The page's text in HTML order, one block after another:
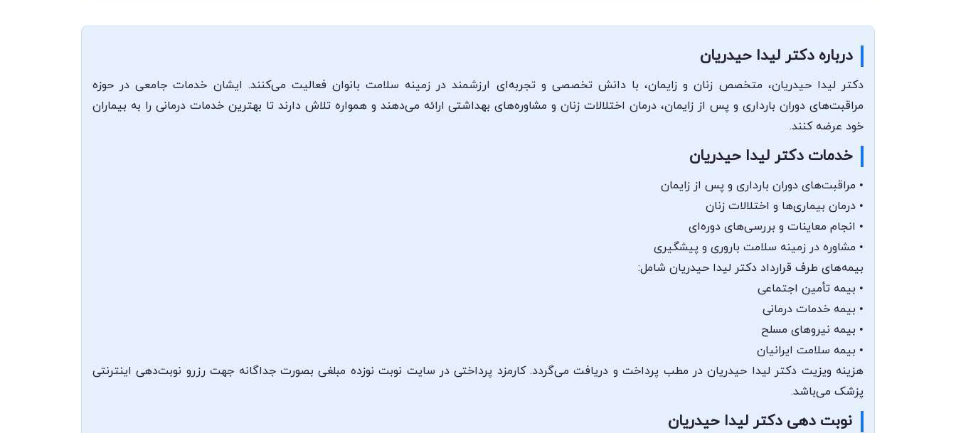
درباره دکتر لیدا حیدریان
دکتر لیدا حیدریان، متخصص زنان و زایمان، با دانش تخصصی و تجربه‌ای ارزشمند در زمینه سلامت بانوان فعالیت می‌کنند. ایشان خدمات جامعی در حوزه
مراقبت‌های دوران بارداری و پس از زایمان، درمان اختلالات زنان و مشاوره‌های بهداشتی ارائه می‌دهند و همواره تلاش دارند تا بهترین خدمات درمانی را به بیماران
خود عرضه کنند.
خدمات دکتر لیدا حیدریان
• مراقبت‌های دوران بارداری و پس از زایمان
• درمان بیماری‌ها و اختلالات زنان
• انجام معاینات و بررسی‌های دوره‌ای
• مشاوره در زمینه سلامت باروری و پیشگیری
بیمه‌های طرف قرارداد دکتر لیدا حیدریان شامل:
• بیمه تأمین اجتماعی
• بیمه خدمات درمانی
• بیمه نیروهای مسلح
• بیمه سلامت ایرانیان
هزینه ویزیت دکتر لیدا حیدریان در مطب پرداخت و دریافت می‌گردد. کارمزد پرداختی در سایت نوبت نوزده مبلغی بصورت جداگانه جهت رزرو نوبت‌دهی اینترنتی
پزشک می‌باشد.
نوبت دهی دکتر لیدا حیدریان